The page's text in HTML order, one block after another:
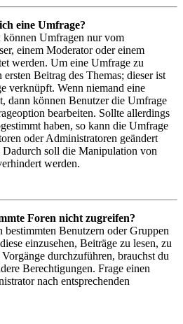
eine Umfrage?
können Umfragen nur vom
einem Moderator oder einem
werden. Um eine Umfrage zu
ersten Beitrag des Themas; dieser ist
verknüpft. Wenn niemand eine
dann können Benutzer die Umfrage
bearbeiten. Sollte allerdings
haben, so kann die Umfrage
oder Administratoren geändert
Dadurch soll die Manipulation von
werden.
Foren nicht zugreifen?
bestimmten Benutzern oder Gruppen
einzusehen, Beiträge zu lesen, zu
durchzuführen, brauchst du
Berechtigungen. Frage einen
nach entsprechenden